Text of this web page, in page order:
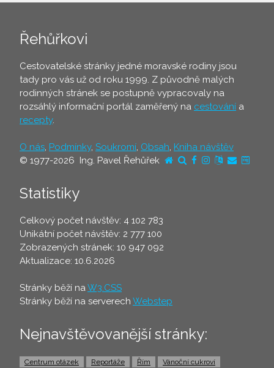
Řehůřkovi
Cestovatelské stránky jedné moravské rodiny jsou
tady pro vás už od roku 1999. Z původně malých
rodinných stránek se postupně vypracovaly na
rozsáhlý informační portál zaměřený na cestování a
recepty.
O nás, Podmínky, Soukromí, Obsah, Kniha návštěv
© 1977-2026 Ing. Pavel Řehůřek
Statistiky
Celkový počet návštěv: 4 102 783
Unikátní počet návštěv: 2 777 100
Zobrazených stránek: 10 947 092
Aktualizace: 10.6.2026
Stránky běží naW3.CSS
Stránky běží na serverech Webstep
Nejnavštěvovanější stránky:
Centrum otázek Reportáže Řím Vánoční cukroví